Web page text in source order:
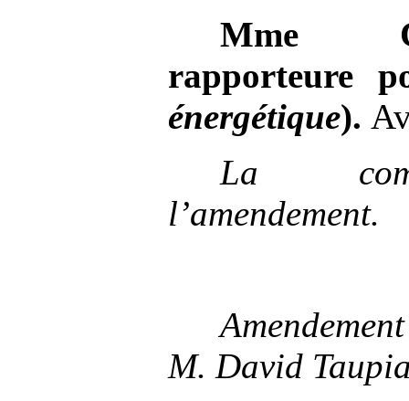
Mme
rapporteure
énergétique).
La
l’amendement.
M. David